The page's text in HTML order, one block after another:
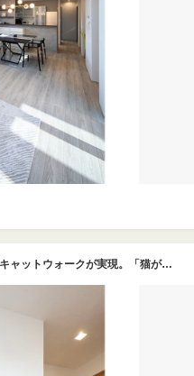
階段の吹抜けを活かした陽当たりのいいキャットウォークが実現。「猫が日向ぼっこをしたり、ステップを伝って遊んだりできるスペースです。楽しく過ごす様子を眺めていると癒されます」とNさん。＃2000万円台＃30坪台＃家事ラク住宅＃淡色住宅